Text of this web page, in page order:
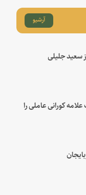
آرشیو
سعید جلیلی
کورانی عاملی را